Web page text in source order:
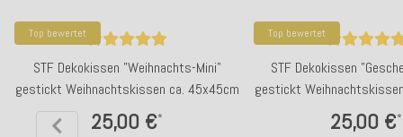
Top bewertet
STF Dekokissen "Weihnachts-Mini"
gestickt Weihnachtskissen ca. 45x45cm
25,00 €*
Top bewertet
STF Dekokissen
gestickt
25,00 €*